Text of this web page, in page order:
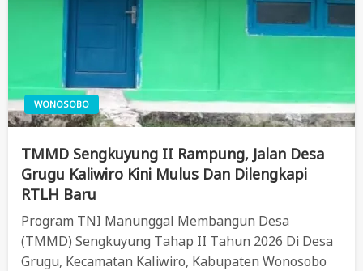
WONOSOBO
TMMD Sengkuyung II Rampung, Jalan Desa
Grugu Kaliwiro Kini Mulus Dan Dilengkapi
RTLH Baru
Program TNI Manunggal Membangun Desa
(TMMD) Sengkuyung Tahap II Tahun 2026 Di Desa
Grugu, Kecamatan Kaliwiro, Kabupaten Wonosobo